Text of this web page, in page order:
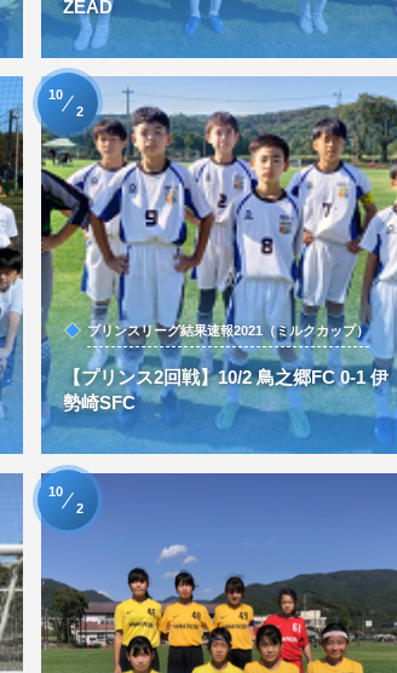
ZEAD
プリンスリーグ結果速報2021（ミルクカップ）
【プリンス2回戦】10/2 鳥之郷FC 0-1 伊
勢崎SFC
10
2
10
2